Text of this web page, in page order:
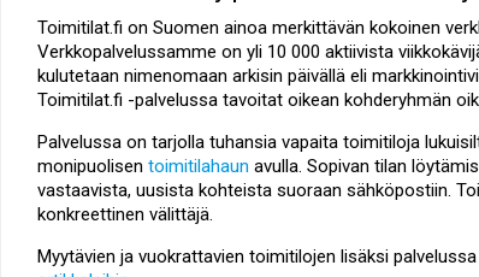
Toimitilat.fi on Suomen ainoa merkittävän kokoinen
Verkkopalvelussamme on yli 10 000 aktiivista
kulutetaan nimenomaan arkisin päivällä eli
Toimitilat.fi -palvelussa tavoitat oikean kohderyhmän
Palvelussa on tarjolla tuhansia vapaita toimitiloja
monipuolisen toimitilahaun avulla. Sopivan tilan
vastaavista, uusista kohteista suoraan sähköpostiin.
konkreettinen välittäjä.
Myytävien ja vuokrattavien toimitilojen lisäksi